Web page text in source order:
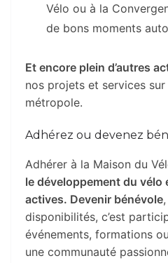
Vélo ou à la
de bons moments
Et encore plein d’autres
nos projets et services sur
métropole.
Adhérez ou devenez
Adhérer à la Maison du
le développement du vélo
actives. Devenir bénévole
disponibilités, c’est
événements, formations
une communauté